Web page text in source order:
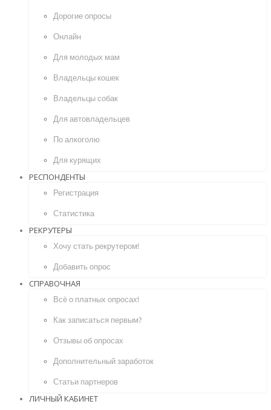
Дорогие опросы
Онлайн
Для молодых мам
Владельцы кошек
Владельцы собак
Для автовладельцев
По алкоголю
Для курящих
РЕСПОНДЕНТЫ
Регистрация
Статистика
РЕКРУТЕРЫ
Хочу стать рекрутером!
Добавить опрос
СПРАВОЧНАЯ
Всё о платных опросах!
Как записаться первым?
Отзывы об опросах
Дополнительный заработок
Статьи партнеров
ЛИЧНЫЙ КАБИНЕТ